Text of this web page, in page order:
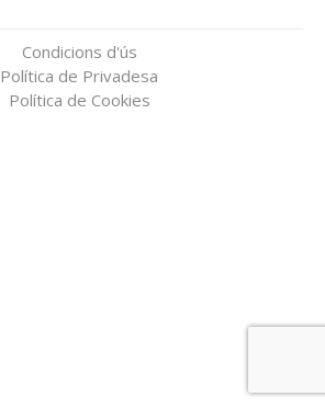
Condicions d'ús
Política de Privadesa
Política de Cookies